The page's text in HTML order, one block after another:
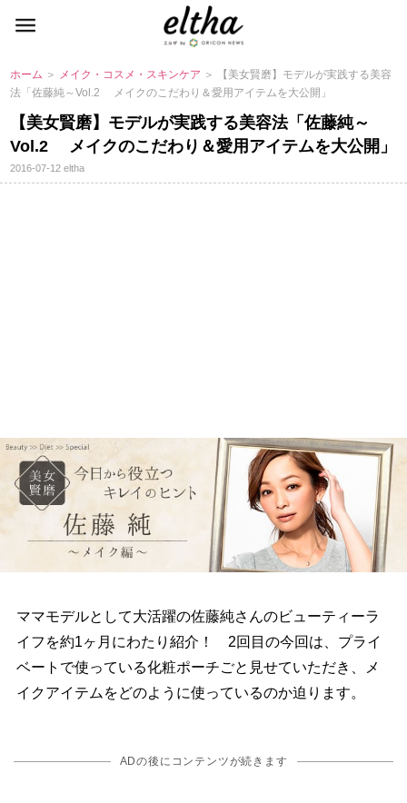
ホーム ＞ メイク・コスメ・スキンケア ＞ 【美女賢磨】モデルが実践する美容
法「佐藤純～Vol.2 メイクのこだわり＆愛用アイテムを大公開」
【美女賢磨】モデルが実践する美容法「佐藤純～
Vol.2 メイクのこだわり＆愛用アイテムを大公開」
2016-07-12eltha
ママモデルとして大活躍の佐藤純さんのビューティーラ
イフを約1ヶ月にわたり紹介！ 2回目の今回は、プライ
ベートで使っている化粧ポーチごと見せていただき、メ
イクアイテムをどのように使っているのか迫ります。
ADの後にコンテンツが続きます